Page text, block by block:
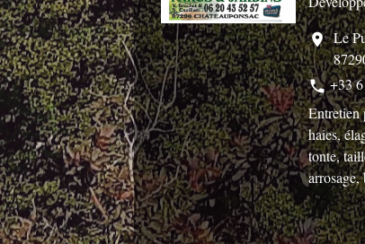
location_on Le
phone +33
Entretien
haies,
tonte,
arrosage,